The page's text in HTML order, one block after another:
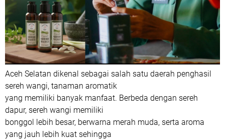
Aceh Selatan dikenal sebagai salah satu daerah penghasil
sereh wangi, tanaman aromatik
yang memiliki banyak manfaat. Berbeda dengan sereh
dapur, sereh wangi memiliki
bonggol lebih besar, berwarna merah muda, serta aroma
yang jauh lebih kuat sehingga